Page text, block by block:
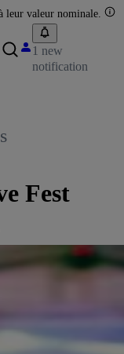
leur valeur nominale.
1 new
notification
Fest